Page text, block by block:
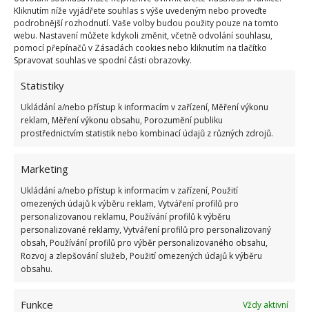
Kliknutím níže vyjádřete souhlas s výše uvedeným nebo proveďte
podrobnější rozhodnutí. Vaše volby budou použity pouze na tomto
webu. Nastavení můžete kdykoli změnit, včetně odvolání souhlasu,
pomocí přepínačů v Zásadách cookies nebo kliknutím na tlačítko
Spravovat souhlas ve spodní části obrazovky.
Statistiky
Ukládání a/nebo přístup k informacím v zařízení, Měření výkonu
reklam, Měření výkonu obsahu, Porozumění publiku
prostřednictvím statistik nebo kombinací údajů z různých zdrojů.
Marketing
Ukládání a/nebo přístup k informacím v zařízení, Použití
omezených údajů k výběru reklam, Vytváření profilů pro
personalizovanou reklamu, Používání profilů k výběru
personalizované reklamy, Vytváření profilů pro personalizovaný
obsah, Používání profilů pro výběr personalizovaného obsahu,
Rozvoj a zlepšování služeb, Použití omezených údajů k výběru
obsahu.
Funkce
Vždy aktivní
jsme také napsali o nálezu sklepních prostor, které
připomínaly vězeníči spíš možná mučírnu.
Zdroje:NewsWeek